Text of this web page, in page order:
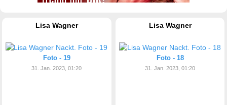
Lisa Wagner
Foto - 19
31. Jan. 2023, 01:20
Lisa Wagner
Foto - 18
31. Jan. 2023, 01:20